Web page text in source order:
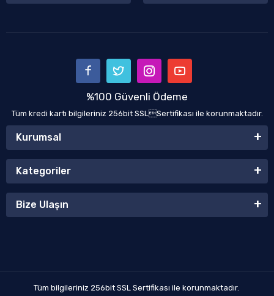
%100 Güvenli Ödeme
Tüm kredi kartı bilgileriniz 256bit SSLSertifikası ile korunmaktadır.
Kurumsal
Kategoriler
Bize Ulaşın
Tüm bilgileriniz 256bit SSL Sertifikası ile korunmaktadır.